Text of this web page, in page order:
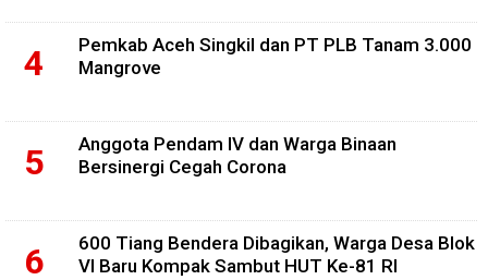
Pemkab Aceh Singkil dan PT PLB Tanam 3.000
Mangrove
Anggota Pendam IV dan Warga Binaan
Bersinergi Cegah Corona
600 Tiang Bendera Dibagikan, Warga Desa Blok
VI Baru Kompak Sambut HUT Ke-81 RI